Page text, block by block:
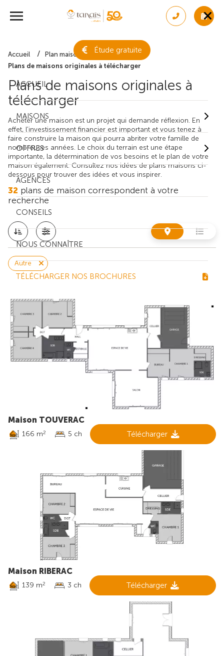
Étude gratuite
ACCUEIL
MAISONS
OFFRES
AGENCES
CONSEILS
NOUS CONNAÎTRE
TÉLÉCHARGER NOS BROCHURES
Accueil
Plan maison gratuit
Plans de maisons originales à télécharger
Plans de maisons originales à
télécharger
Acheter une maison est un projet qui demande réflexion. En
effet, l'investissement financier est important et vous tenez à
faire construire la maison qui pourra abriter votre famille de
nombreuses années. Le choix du terrain est une étape
importante, la détermination de vos besoins et le plan de votre
maison également. Consultez nos idées de plans maisons ci-
dessous pour trouver des idées et vous inspirer.
32 plans de maison correspondent à votre
recherche
Autre
Maison TOUVERAC
166 m2 5 ch Télécharger
Maison RIBERAC
139 m2 3 ch Télécharger